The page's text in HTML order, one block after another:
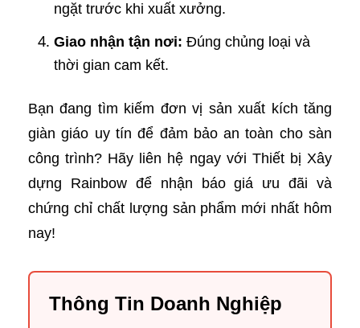
ngặt trước khi xuất xưởng.
Giao nhận tận nơi: Đúng chủng loại và
thời gian cam kết.
Bạn đang tìm kiếm đơn vị sản xuất kích tăng
giàn giáo uy tín để đảm bảo an toàn cho sàn
công trình? Hãy liên hệ ngay với Thiết bị Xây
dựng Rainbow để nhận báo giá ưu đãi và
chứng chỉ chất lượng sản phẩm mới nhất hôm
nay!
Thông Tin Doanh Nghiệp